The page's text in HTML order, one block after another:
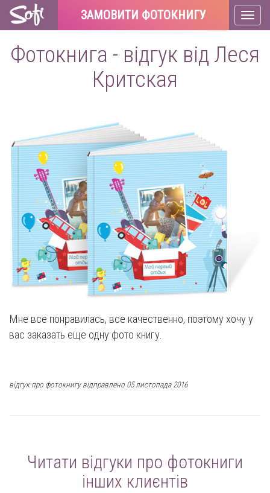
ЗАМОВИТИ ФОТОКНИГУ
Фотокнига - відгук від Леся
Критская
Мне все понравилась, все качественно, поэтому хочу у
вас заказать еще одну фото книгу.
відгук про фотокнигу відправлено 05 листопада 2016
Читати відгуки про фотокниги
інших клиєнтів